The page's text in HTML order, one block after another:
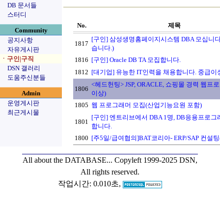
DB 문서들
스터디
Community
공지사항
자유게시판
ㆍ구인|구직
DSN 갤러리
도움주신분들
Admin
운영게시판
최근게시물
No. 제목
1817
[구인] 삼성생명홈페이지시스템 DBA 모십니
습니다.)
1816 [구인] Oracle DB TA 모집합니다.
1812 [대기업] 유능한 IT인력을 채용합니다. 중급이
1806
<헤드헌팅> JSP, ORACLE, 쇼핑몰 경력 웹프
이상)
1805 웹 프로그래머 모집(산업기능요원 포함)
1801
[구인] 엔트리브에서 DBA 1명, DB응용프로그
합니다.
1800 [주5일/급여협의]BAT코리아- ERP/SAP 컨설
All about the DATABASE... Copyleft 1999-2025 DSN,
All rights reserved.
작업시간: 0.010초,